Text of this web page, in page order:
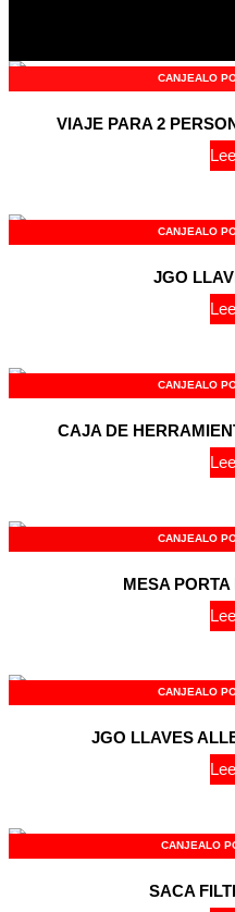
CANJEALO
VIAJE PARA 2
CANJEALO
JGO
CANJEALO
CAJA DE
CANJEALO
MESA
CANJEALO
JGO LLAVES
CANJEALO
SACA